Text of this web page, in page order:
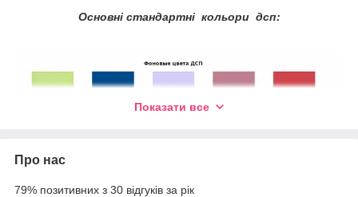
Основні стандартні кольори дсп:
Показати все
Про нас
79% позитивних з 30 відгуків за рік